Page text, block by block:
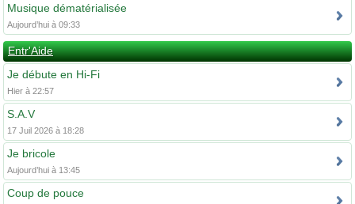
Musique dématérialisée
Aujourd’hui à 09:33
Entr'Aide
Je débute en Hi-Fi
Hier à 22:57
S.A.V
17 Juil 2026 à 18:28
Je bricole
Aujourd’hui à 13:45
Coup de pouce